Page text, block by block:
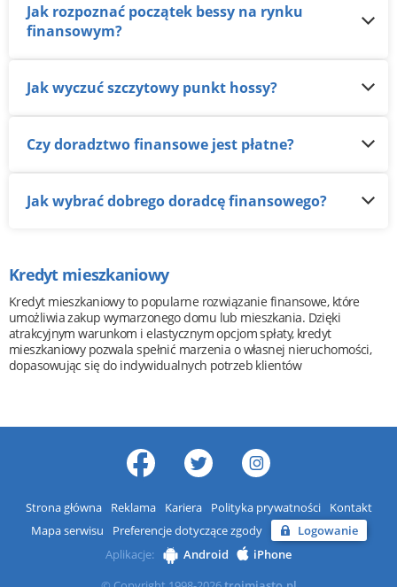
Jak rozpoznać początek bessy na rynku
finansowym?
Jak wyczuć szczytowy punkt hossy?
Czy doradztwo finansowe jest płatne?
Jak wybrać dobrego doradcę finansowego?
Kredyt mieszkaniowy
Kredyt mieszkaniowy to popularne rozwiązanie finansowe, które
umożliwia zakup wymarzonego domu lub mieszkania. Dzięki
atrakcyjnym warunkom i elastycznym opcjom spłaty, kredyt
mieszkaniowy pozwala spełnić marzenia o własnej nieruchomości,
dopasowując się do indywidualnych potrzeb klientów
Strona główna Reklama Kariera Polityka prywatności
Kontakt
Mapa serwisu
Preferencje dotyczące zgody
Logowanie
Aplikacje:
Android
iPhone